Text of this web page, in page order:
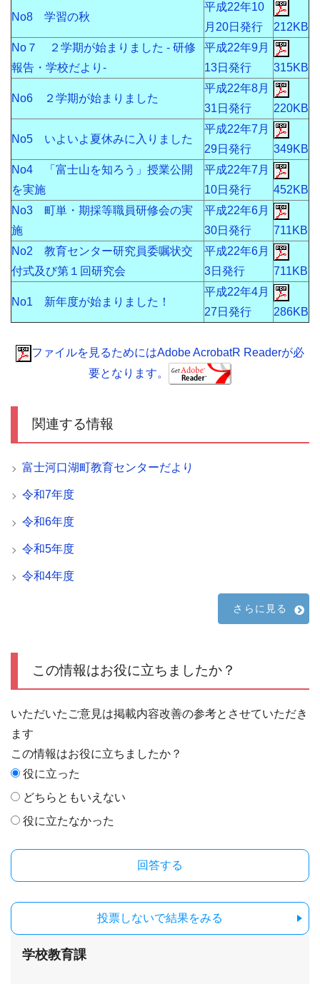
No8 学習の秋
平成22年10
月20日発行
212KB
No７ ２学期が始まりました - 研修
報告・学校だより-
平成22年9月
13日発行
315KB
No6 ２学期が始まりました
平成22年8月
31日発行
220KB
No5 いよいよ夏休みに入りました
平成22年7月
29日発行
349KB
No4 「富士山を知ろう」授業公開
を実施
平成22年7月
10日発行
452KB
No3 町単・期採等職員研修会の実
施
平成22年6月
30日発行
711KB
No2 教育センター研究員委嘱状交
付式及び第１回研究会
平成22年6月
3日発行
711KB
No1 新年度が始まりました！
平成22年4月
27日発行
286KB
ファイルを見るためにはAdobe AcrobatR Readerが必
要となります。
関連する情報
富士河口湖町教育センターだより
令和7年度
令和6年度
令和5年度
令和4年度
さらに見る
この情報はお役に立ちましたか？
いただいたご意見は掲載内容改善の参考とさせていただき
ます
この情報はお役に立ちましたか？
役に立った
どちらともいえない
役に立たなかった
投票しないで結果をみる
学校教育課